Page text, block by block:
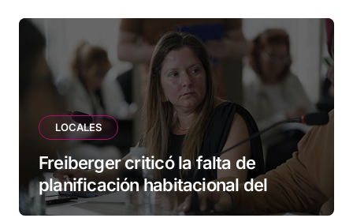
LOCALES
Freiberger criticó la falta de
planificación habitacional del
Municipio: “Vuoto deja afuera a